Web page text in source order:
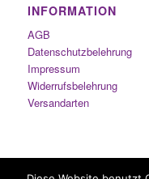
INFORMATION
AGB
Datenschutzbelehrung
Impressum
Widerrufsbelehrung
Versandarten